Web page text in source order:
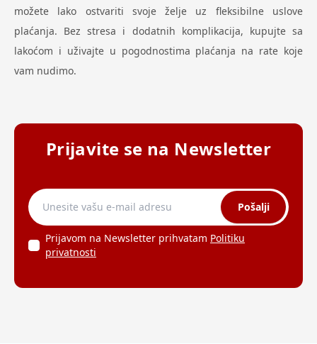
možete lako ostvariti svoje želje uz fleksibilne uslove
plaćanja. Bez stresa i dodatnih komplikacija, kupujte sa
lakoćom i uživajte u pogodnostima plaćanja na rate koje
vam nudimo.
Prijavite se na Newsletter
Pošalji
Prijavom na Newsletter prihvatam Politiku
privatnosti